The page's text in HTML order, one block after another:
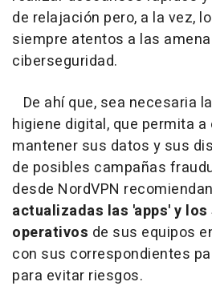
de relajación pero, a la vez,
siempre atentos a las
ciberseguridad.
De ahí que, sea necesaria
higiene digital, que permita
mantener sus datos y sus
de posibles campañas
desde NordVPN recomiendan
actualizadas las 'apps' y
operativos de sus equipos
con sus correspondientes
para evitar riesgos.